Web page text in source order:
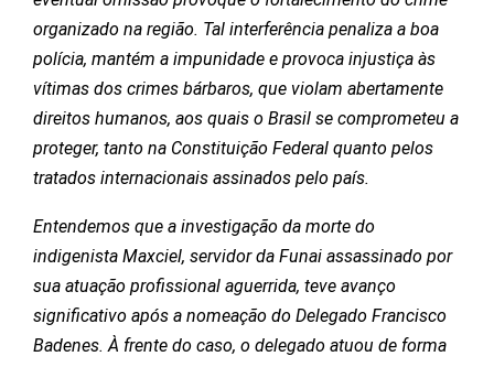
organizado na região. Tal interferência penaliza a boa
polícia, mantém a impunidade e provoca injustiça às
vítimas dos crimes bárbaros, que violam abertamente
direitos humanos, aos quais o Brasil se comprometeu a
proteger, tanto na Constituição Federal quanto pelos
tratados internacionais assinados pelo país.
Entendemos que a investigação da morte do
indigenista Maxciel, servidor da Funai assassinado por
sua atuação profissional aguerrida, teve avanço
significativo após a nomeação do Delegado Francisco
Badenes. À frente do caso, o delegado atuou de forma